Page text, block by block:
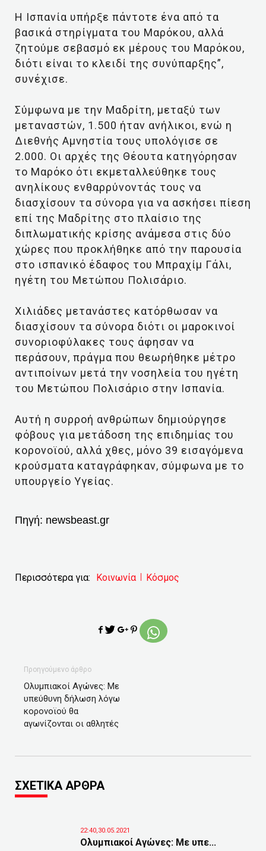
Η Ισπανία υπήρξε πάντοτε ένα από τα
βασικά στηρίγματα του Μαρόκου, αλλά
ζητούμε σεβασμό εκ μέρους του Μαρόκου,
διότι είναι το κλειδί της συνύπαρξης”,
συνέχισε.
Σύμφωνα με την Μαδρίτη, μεταξύ των
μεταναστών, 1.500 ήταν ανήλικοι, ενώ η
Διεθνής Αμνηστία τους υπολόγισε σε
2.000. Οι αρχές της Θέουτα κατηγόρησαν
το Μαρόκο ότι εκμεταλλεύθηκε τους
ανηλίκους ενθαρρύνοντάς τους να
διασχίσουν τα σύνορα για να ασκήσει πίεση
επί της Μαδρίτης στο πλαίσιο της
διπλωματικής κρίσης ανάμεσα στις δύο
χώρες που προκλήθηκε από την παρουσία
στο ισπανικό έδαφος του Μπραχίμ Γάλι,
ηγέτη του Μετώπου Πολισάριο.
Χιλιάδες μετανάστες κατόρθωσαν να
διασχίσουν τα σύνορα διότι οι μαροκινοί
συνοριοφύλακες τους άφησαν να
περάσουν, πράγμα που θεωρήθηκε μέτρο
αντιποίνων μετά την νοσηλεία του ηγέτη
του Μετώπου Πολισάριο στην Ισπανία.
Αυτή η συρροή ανθρώπων δημιούργησε
φόβους για μετάδοση της επιδημίας του
κορονοϊού, αλλά χθες, μόνο 39 εισαγόμενα
κρούσματα καταγράφηκαν, σύμφωνα με το
υπουργείο Υγείας.
Πηγή: newsbeast.gr
Περισσότερα για: Κοινωνία Κόσμος
Προηγούμενο άρθρο
Ολυμπιακοί Αγώνες: Με
υπεύθυνη δήλωση λόγω
κορονοϊού θα
αγωνίζονται οι αθλητές
ΣΧΕΤΙΚΑ ΑΡΘΡΑ
22:40,30.05.2021
Ολυμπιακοί Αγώνες: Με υπε...